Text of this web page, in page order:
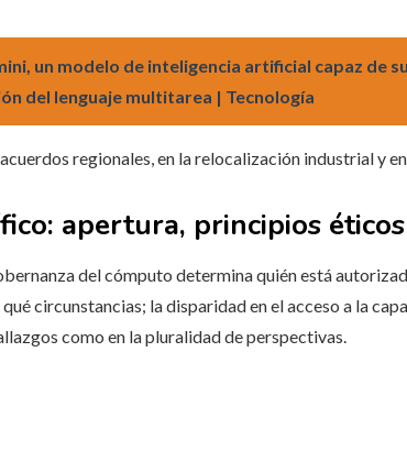
un modelo de inteligencia artificial capaz de
del lenguaje multitarea | Tecnología
regionales, en la relocalización industrial y
apertura, principios
del cómputo determina quién está
circunstancias; la disparidad en el acceso a la
como en la pluralidad de perspectivas.